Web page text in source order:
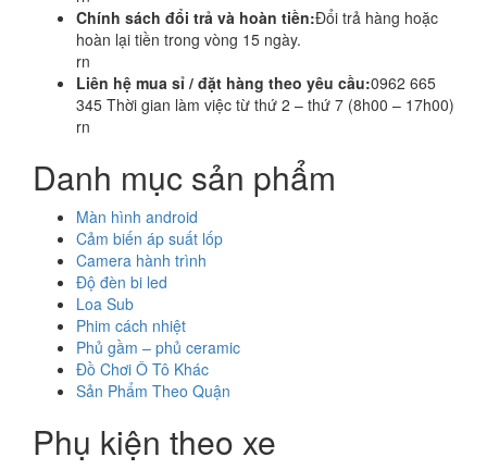
Chính sách đổi trả và hoàn tiền:Đổi trả hàng hoặc
hoàn lại tiền trong vòng 15 ngày.
rn
Liên hệ mua sỉ / đặt hàng theo yêu cầu:0962 665
345 Thời gian làm việc từ thứ 2 – thứ 7 (8h00 – 17h00)
rn
Danh mục sản phẩm
Màn hình android
Cảm biến áp suất lốp
Camera hành trình
Độ đèn bi led
Loa Sub
Phim cách nhiệt
Phủ gầm – phủ ceramic
Đồ Chơi Ô Tô Khác
Sản Phẩm Theo Quận
Phụ kiện theo xe